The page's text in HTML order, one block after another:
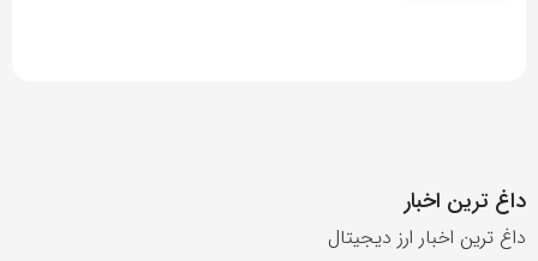
داغ ترین اخبار
داغ ترین اخبار ارز دیجیتال